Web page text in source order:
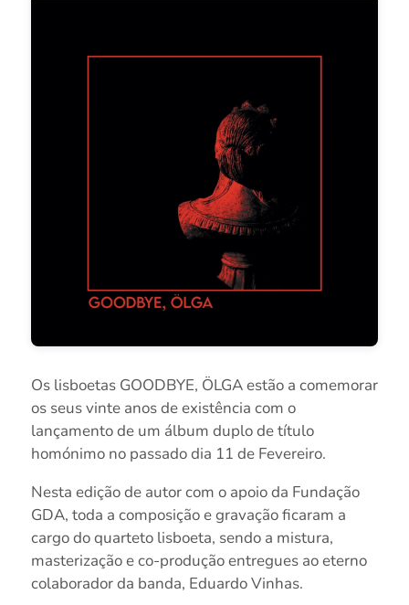
Os lisboetas GOODBYE, ÖLGA estão a comemorar
os seus vinte anos de existência com o
lançamento de um álbum duplo de título
homónimo no passado dia 11 de Fevereiro.
Nesta edição de autor com o apoio da Fundação
GDA, toda a composição e gravação ficaram a
cargo do quarteto lisboeta, sendo a mistura,
masterização e co-produção entregues ao eterno
colaborador da banda, Eduardo Vinhas.